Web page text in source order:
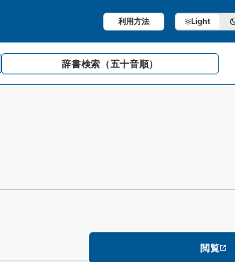
利用方法 Light
辞書検索 （五十音順）
閲覧